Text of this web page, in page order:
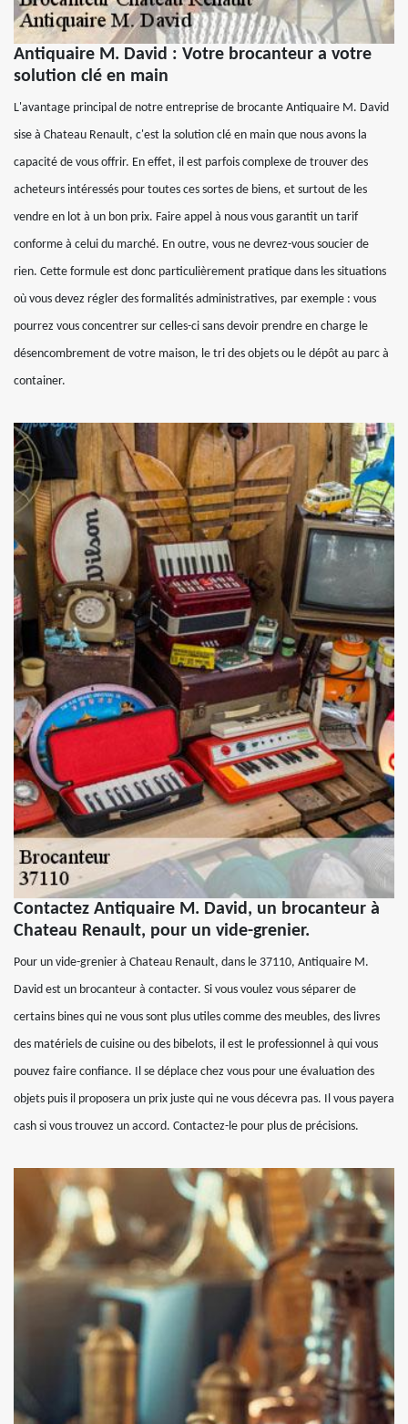
Antiquaire M. David : Votre brocanteur a votre
solution clé en main
L'avantage principal de notre entreprise de brocante Antiquaire M. David
sise à Chateau Renault, c'est la solution clé en main que nous avons la
capacité de vous offrir. En effet, il est parfois complexe de trouver des
acheteurs intéressés pour toutes ces sortes de biens, et surtout de les
vendre en lot à un bon prix. Faire appel à nous vous garantit un tarif
conforme à celui du marché. En outre, vous ne devrez-vous soucier de
rien. Cette formule est donc particulièrement pratique dans les situations
où vous devez régler des formalités administratives, par exemple : vous
pourrez vous concentrer sur celles-ci sans devoir prendre en charge le
désencombrement de votre maison, le tri des objets ou le dépôt au parc à
container.
Contactez Antiquaire M. David, un brocanteur à
Chateau Renault, pour un vide-grenier.
Pour un vide-grenier à Chateau Renault, dans le 37110, Antiquaire M.
David est un brocanteur à contacter. Si vous voulez vous séparer de
certains bines qui ne vous sont plus utiles comme des meubles, des livres
des matériels de cuisine ou des bibelots, il est le professionnel à qui vous
pouvez faire confiance. Il se déplace chez vous pour une évaluation des
objets puis il proposera un prix juste qui ne vous décevra pas. Il vous payera
cash si vous trouvez un accord. Contactez-le pour plus de précisions.